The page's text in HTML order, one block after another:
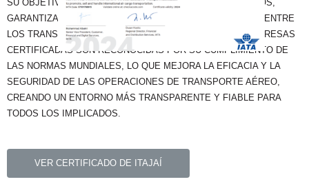
SU OBJETIVO ES MEJORAR LA CALIDAD DE LOS SERVICIOS,
GARANTIZAR LA SEGURIDAD Y AUMENTAR LA CONFIANZA ENTRE
LOS TRANSITARIOS Y LAS COMPAÑÍAS AÉREAS. LAS EMPRESAS
CERTIFICADAS SON RECONOCIDAS POR SU CUMPLIMIENTO DE
LAS NORMAS MUNDIALES, LO QUE MEJORA LA EFICACIA Y LA
SEGURIDAD DE LAS OPERACIONES DE TRANSPORTE AÉREO,
CREANDO UN ENTORNO MÁS TRANSPARENTE Y FIABLE PARA
TODOS LOS IMPLICADOS.
VER CERTIFICADO DE ITAJAÍ